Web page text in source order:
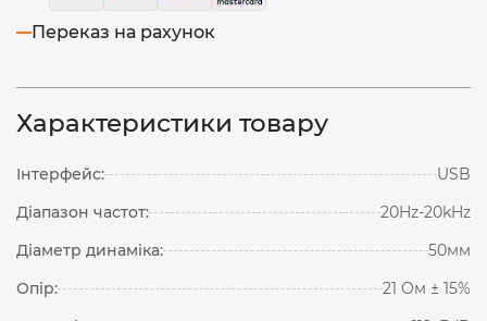
Переказ на рахунок
Характеристики товару
Інтерфейс:
USB
Діапазон частот:
20Hz-20kHz
Діаметр динаміка:
50мм
Опір:
21 Ом ± 15%